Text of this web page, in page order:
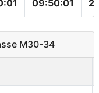
09:50:01
M30-34